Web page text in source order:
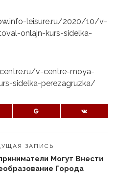
leisure.ru/2020/10/v-
onlajn-kurs-sidelka-
v-centre-moya-
sidelka-perezagruzka/
ЗАПИСЬ
Могут Внести
Города